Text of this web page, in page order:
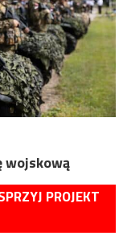
wojskową
PROJEKT